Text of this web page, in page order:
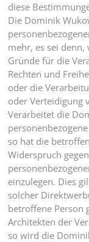
diese
Die Dominik
mehr, es sei
Gründe für die
Rechten und
oder die
oder Verteidigung
Verarbeitet die
so hat die
Widerspruch
einzulegen. Dies
solcher
betroffene Person
Architekten der
so wird die